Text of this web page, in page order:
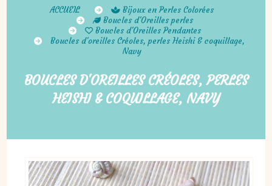
ACCUEIL
Bijoux en Perles Colorées
Boucles d'Oreilles perles
Boucles d'Oreilles Pendantes
Boucles d'oreilles Créoles, perles Heishi & coquillage,
Navy
BOUCLES D'OREILLES CRÉOLES, PERLES
HEISHI & COQUILLAGE, NAVY